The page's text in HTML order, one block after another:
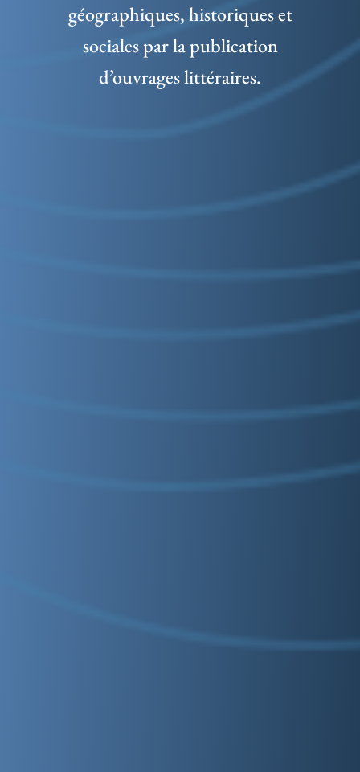
géographiques, historiques et
sociales par la publication
d’ouvrages littéraires.